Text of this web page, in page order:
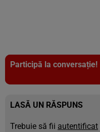
Participă la conversație!
LASĂ UN RĂSPUNS
Trebuie să fii autentificat